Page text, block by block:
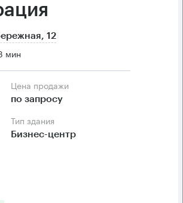
12
мин
Цена продажи
по запросу
Тип здания
Бизнес-центр